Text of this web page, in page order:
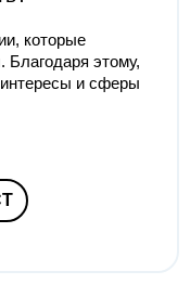
которые
Благодаря этому,
и сферы